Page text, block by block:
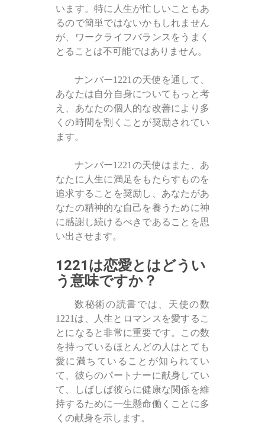
います。特に人生が忙しいこともあ
るので簡単ではないかもしれません
が、ワークライフバランスをうまく
とることは不可能ではありません。
ナンバー1221の天使を通して、
あなたは自分自身についてもっと考
え、あなたの個人的な改善により多
くの時間を割くことが奨励されてい
ます。
ナンバー1221の天使はまた、あ
なたに人生に満足をもたらすものを
追求することを奨励し、あなたがあ
なたの精神的な自己を養うために神
に感謝し続けるべきであることを思
い出させます。
1221は恋愛とはどうい
う意味ですか？
数秘術の読書では、天使の数
1221は、人生とロマンスを愛するこ
とになると非常に重要です。この数
を持っているほとんどの人はとても
愛に満ちていることが知られてい
て、彼らのパートナーに献身してい
て、しばしば彼らに健康な関係を維
持するために一生懸命働くことに多
くの献身を示します。